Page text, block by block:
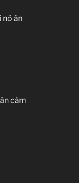
nó ân
cảm